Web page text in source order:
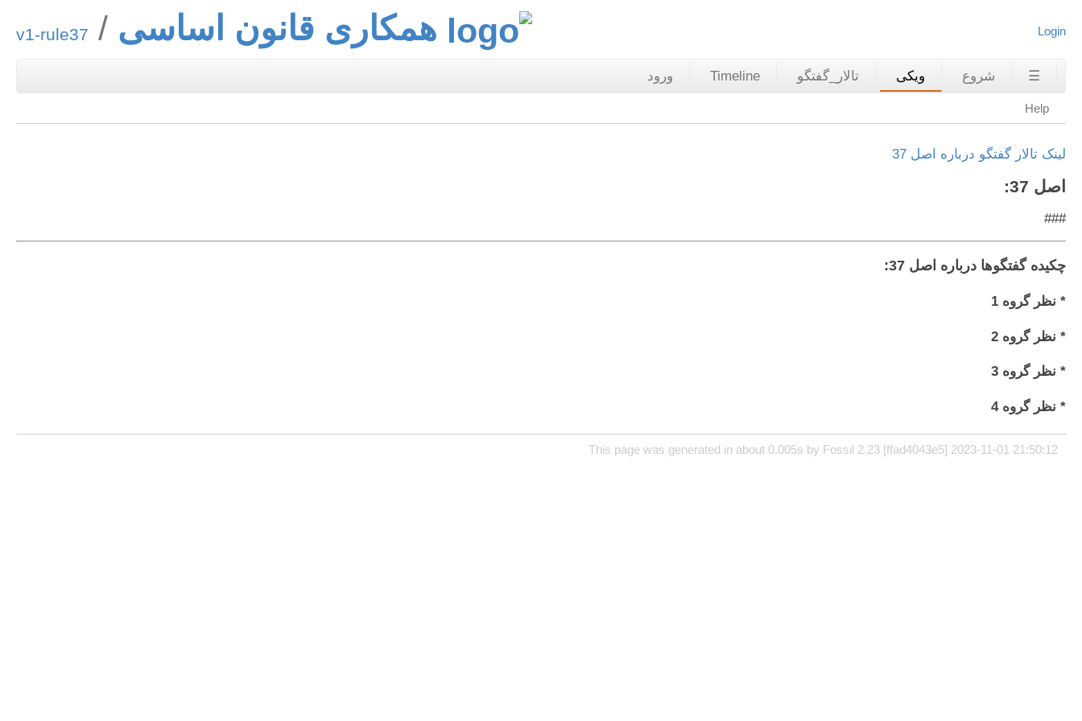
همکاری قانون اساسی v1-rule37 Login
☰ شروع ویکی تالار_گفتگو Timeline ورود
Help
لینک تالار گفتگو درباره اصل 37
اصل 37:
###
چکیده گفتگوها درباره اصل 37:
* نظر گروه 1
* نظر گروه 2
* نظر گروه 3
* نظر گروه 4
This page was generated in about 0.005s by Fossil 2.23 [ffad4043e5] 2023-11-01 21:50:12